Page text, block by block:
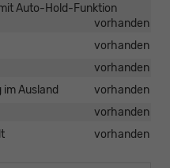
Auto-Hold-Funktion
vorhanden
vorhanden
vorhanden
Ausland
vorhanden
vorhanden
vorhanden